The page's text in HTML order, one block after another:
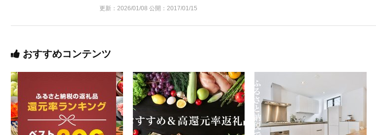
更新： 2026/01/08 公開： 2017/01/15
おすすめコンテンツ